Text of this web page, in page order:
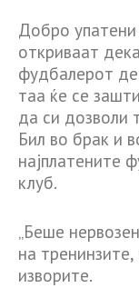
Добро упатени
откриваат
фудбалерот
таа ќе се
да си дозволи
Бил во брак и
најплатените
клуб.
„Беше
на тренинзите,
изворите.